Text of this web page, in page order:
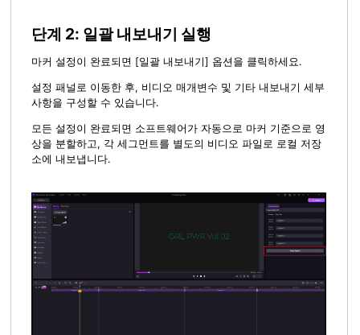
단계 2: 일괄 내보내기 실행
마커 설정이 완료되면 [일괄 내보내기] 옵션을 클릭하세요.
설정 패널로 이동한 후, 비디오 매개변수 및 기타 내보내기 세부
사항을 구성할 수 있습니다.
모든 설정이 완료되면 소프트웨어가 자동으로 마커 기준으로 영
상을 분할하고, 각 세그먼트를 별도의 비디오 파일로 로컬 저장
소에 내보냅니다.